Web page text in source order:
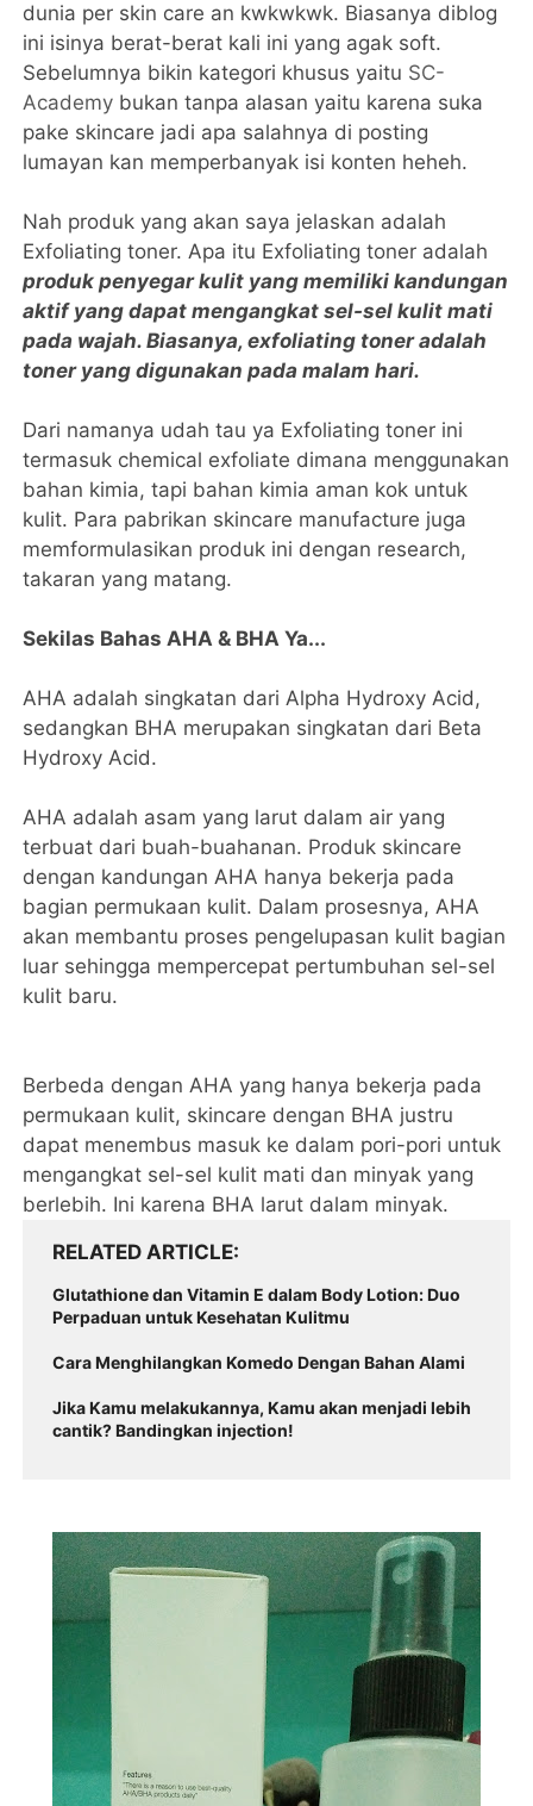
dunia per skin care an kwkwkwk. Biasanya diblog
ini isinya berat-berat kali ini yang agak soft.
Sebelumnya bikin kategori khusus yaitu SC-
Academy bukan tanpa alasan yaitu karena suka
pake skincare jadi apa salahnya di posting
lumayan kan memperbanyak isi konten heheh.
Nah produk yang akan saya jelaskan adalah
Exfoliating toner. Apa itu Exfoliating toner adalah
produk penyegar kulit yang memiliki kandungan
aktif yang dapat mengangkat sel-sel kulit mati
pada wajah. Biasanya, exfoliating toner adalah
toner yang digunakan pada malam hari.
Dari namanya udah tau ya Exfoliating toner ini
termasuk chemical exfoliate dimana menggunakan
bahan kimia, tapi bahan kimia aman kok untuk
kulit. Para pabrikan skincare manufacture juga
memformulasikan produk ini dengan research,
takaran yang matang.
Sekilas Bahas AHA & BHA Ya...
AHA adalah singkatan dari Alpha Hydroxy Acid,
sedangkan BHA merupakan singkatan dari Beta
Hydroxy Acid.
AHA adalah asam yang larut dalam air yang
terbuat dari buah-buahanan. Produk skincare
dengan kandungan AHA hanya bekerja pada
bagian permukaan kulit. Dalam prosesnya, AHA
akan membantu proses pengelupasan kulit bagian
luar sehingga mempercepat pertumbuhan sel-sel
kulit baru.
Berbeda dengan AHA yang hanya bekerja pada
permukaan kulit, skincare dengan BHA justru
dapat menembus masuk ke dalam pori-pori untuk
mengangkat sel-sel kulit mati dan minyak yang
berlebih. Ini karena BHA larut dalam minyak.
RELATED ARTICLE
Glutathione dan Vitamin E dalam Body Lotion: Duo
Perpaduan untuk Kesehatan Kulitmu
Cara Menghilangkan Komedo Dengan Bahan Alami
Jika Kamu melakukannya, Kamu akan menjadi lebih
cantik? Bandingkan injection!